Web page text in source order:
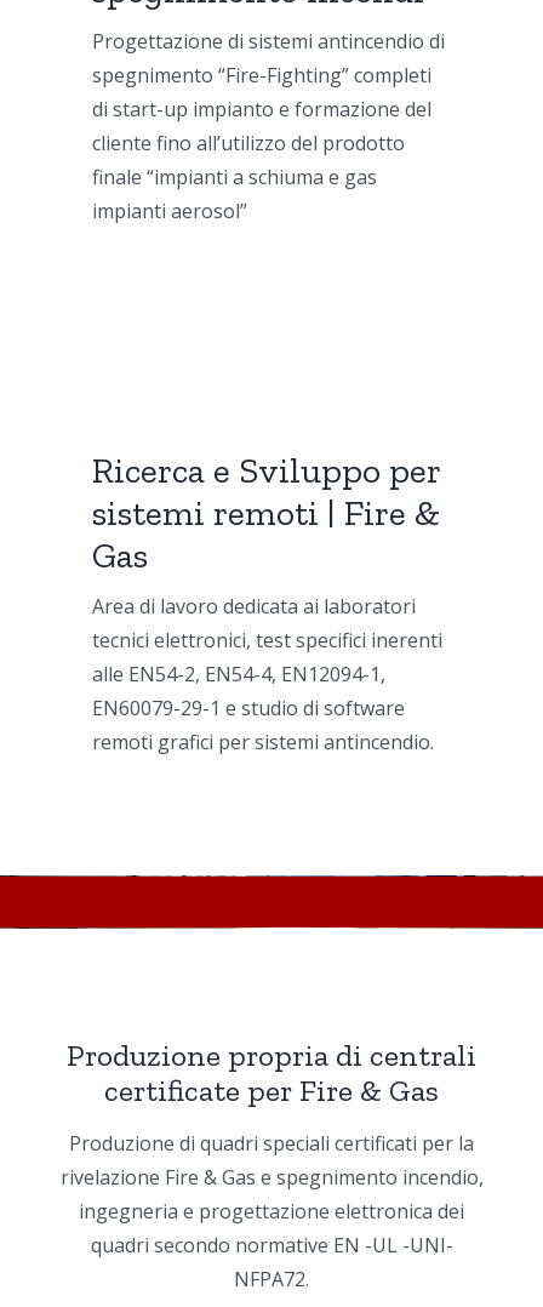
Progettazione di sistemi antincendio di
spegnimento “Fire-Fighting” completi
di start-up impianto e formazione del
cliente fino all’utilizzo del prodotto
finale “impianti a schiuma e gas
impianti aerosol”
Ricerca e Sviluppo per
sistemi remoti | Fire &
Gas
Area di lavoro dedicata ai laboratori
tecnici elettronici, test specifici inerenti
alle EN54-2, EN54-4, EN12094-1,
EN60079-29-1 e studio di software
remoti grafici per sistemi antincendio.
Produzione propria di centrali
certificate per Fire & Gas
Produzione di quadri speciali certificati per la
rivelazione Fire & Gas e spegnimento incendio,
ingegneria e progettazione elettronica dei
quadri secondo normative EN -UL -UNI-
NFPA72.